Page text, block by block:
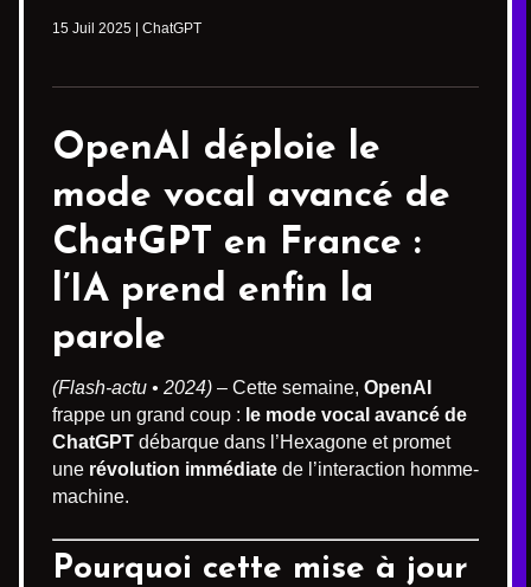
15 Juil 2025 ChatGPT
OpenAI déploie le
mode vocal avancé de
ChatGPT en France :
l’IA prend enfin la
parole
(Flash-actu • 2024) – Cette semaine, OpenAI
frappe un grand coup : le mode vocal avancé de
ChatGPT débarque dans l’Hexagone et promet
une révolution immédiate de l’interaction homme-
machine.
Pourquoi cette mise à jour